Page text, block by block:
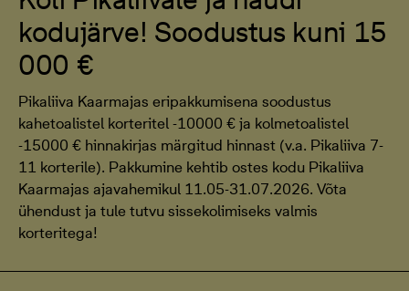
kodujärve! Soodustus kuni 15
000 €
Pikaliiva Kaarmajas eripakkumisena soodustus
kahetoalistel korteritel -10000 € ja kolmetoalistel
-15000 € hinnakirjas märgitud hinnast (v.a. Pikaliiva 7-
11 korterile). Pakkumine kehtib ostes kodu Pikaliiva
Kaarmajas ajavahemikul 11.05-31.07.2026. Võta
ühendust ja tule tutvu sissekolimiseks valmis
korteritega!